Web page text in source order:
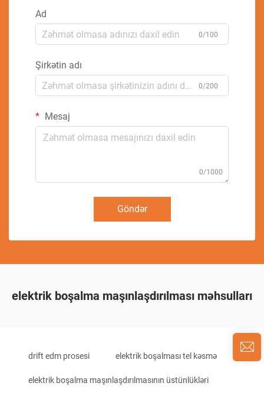
Ad
0/100
Şirkətin adı
0/200
Mesaj
0/1000
Göndər
elektrik boşalma maşınlaşdırılması məhsulları
drift edm prosesi elektrik boşalması tel kəsmə
elektrik boşalma maşınlaşdırılmasının üstünlükləri